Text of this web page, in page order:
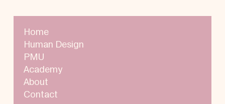
Home
Human Design
PMU
Academy
About
Contact